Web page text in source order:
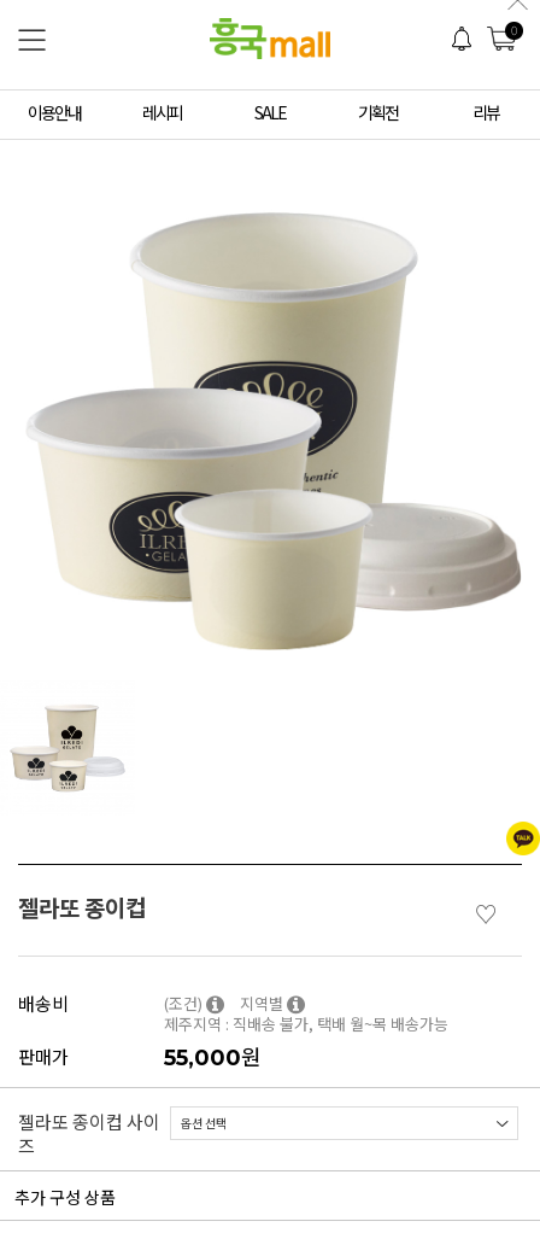
0
이용안내 레시피 SALE 기획전 리뷰
젤라또 종이컵 ♡
배송비 (조건)
지역별
제주지역 : 직배송 불가, 택배 월~목 배송가능
판매가 55,000원
젤라또 종이컵 사이
즈
추가 구성 상품